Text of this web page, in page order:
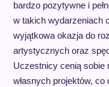
bardzo pozytywne i
w takich wydarzeniach
wyjątkowa okazja do
artystycznych oraz
Uczestnicy cenią sobie
własnych projektów, co